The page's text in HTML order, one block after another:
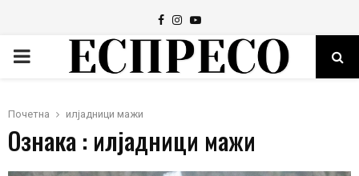
Facebook
Instagram
Youtube
PRIMARY
Почетна илјадници мажи
Ознака : илјадници мажи